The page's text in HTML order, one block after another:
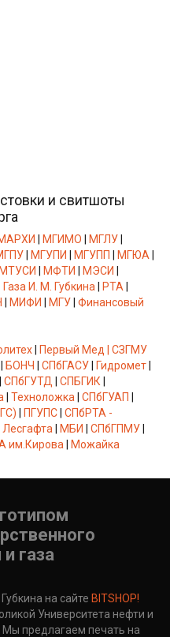
и свитшоты
| МГИМО | МГЛУ|
| МГУПИ | МГУПП | МГЮА |
| МФТИ | МЭСИ |
И. М. Губкина | РТА |
| МИФИ | МГУ| Финансовый
| Первый Мед | СЗГМУ
| БОНЧ | СПбГАСУ| Гидромет|
| СПбГУТД | СПБГИК |
| Техноложка | СПбГУАП |
| ПГУПС| СПбРТА -
Лесгафта | МБИ | СПбГПМУ|
им.Кирова | Можайка
газа
на сайте BITSHOP!
Университета нефти и
Мы предлагаем печать на